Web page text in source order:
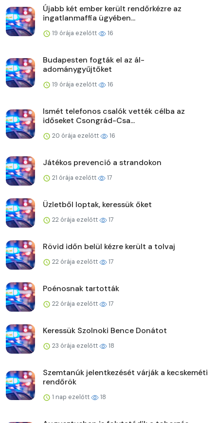
Újabb két ember került rendőrkézre az
ingatlanmaffia ügyében...
19 órája ezelőtt 16
Budapesten fogták el az ál-
adománygyűjtőket
19 órája ezelőtt 16
Ismét telefonos csalók vették célba az
időseket Csongrád-Csa...
20 órája ezelőtt 16
Játékos prevenció a strandokon
21 órája ezelőtt 17
Üzletből loptak, keressük őket
22 órája ezelőtt 17
Rövid időn belül kézre került a tolvaj
22 órája ezelőtt 17
Poénosnak tartották
22 órája ezelőtt 17
Keressük Szolnoki Bence Donátot
23 órája ezelőtt 18
Szemtanúk jelentkezését várják a kecskeméti
rendőrök
1 nap ezelőtt 18